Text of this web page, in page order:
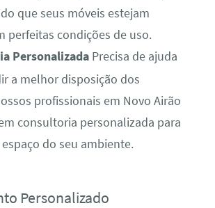
que seus móveis estejam
perfeitas condições de uso.
PersonalizadaPrecisa de ajuda
a melhor disposição dos
profissionais em Novo Airão
consultoria personalizada para
do seu ambiente.
Personalizado